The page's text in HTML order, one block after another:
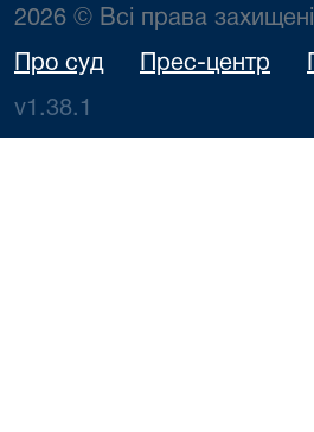
2026 © Всі права захищені
Про суд Прес-центр
v1.38.1